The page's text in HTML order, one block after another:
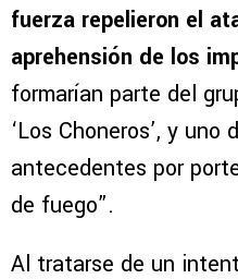
fuerza repelieron el
aprehensión de los
formarían parte del
‘Los Choneros’, y
antecedentes por
de fuego”.
Al tratarse de un